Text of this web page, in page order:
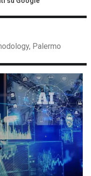
Palermo